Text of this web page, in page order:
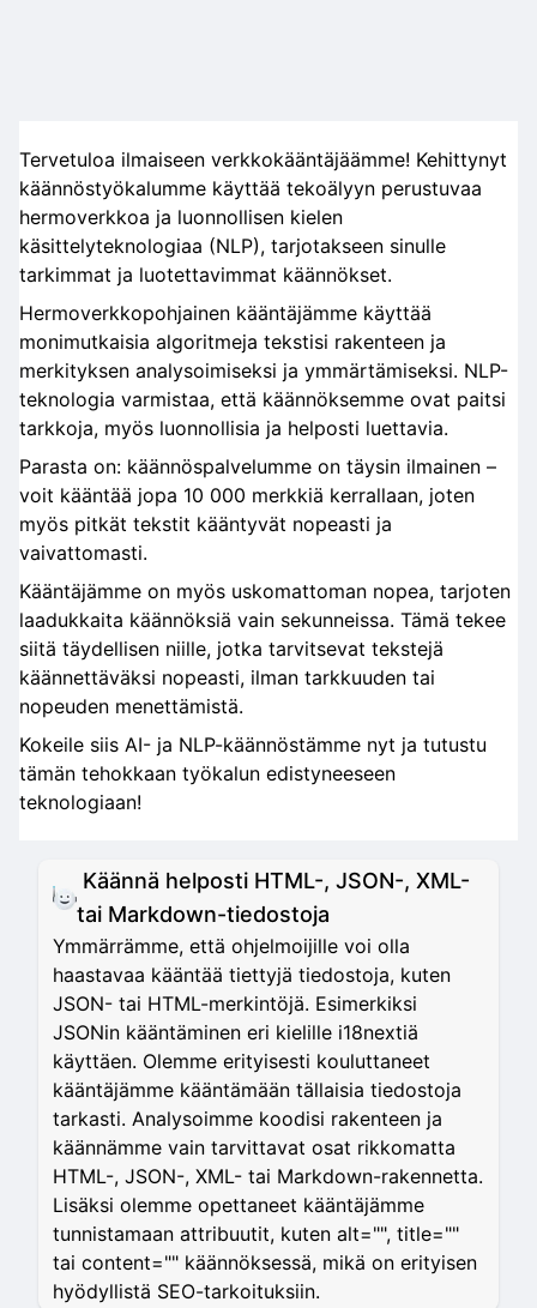
Tervetuloa ilmaiseen verkkokääntäjäämme! Kehittynyt
käännöstyökalumme käyttää tekoälyyn perustuvaa
hermoverkkoa ja luonnollisen kielen
käsittelyteknologiaa (NLP), tarjotakseen sinulle
tarkimmat ja luotettavimmat käännökset.
Hermoverkkopohjainen kääntäjämme käyttää
monimutkaisia algoritmeja tekstisi rakenteen ja
merkityksen analysoimiseksi ja ymmärtämiseksi. NLP-
teknologia varmistaa, että käännöksemme ovat paitsi
tarkkoja, myös luonnollisia ja helposti luettavia.
Parasta on: käännöspalvelumme on täysin ilmainen –
voit kääntää jopa 10 000 merkkiä kerrallaan, joten
myös pitkät tekstit kääntyvät nopeasti ja
vaivattomasti.
Kääntäjämme on myös uskomattoman nopea, tarjoten
laadukkaita käännöksiä vain sekunneissa. Tämä tekee
siitä täydellisen niille, jotka tarvitsevat tekstejä
käännettäväksi nopeasti, ilman tarkkuuden tai
nopeuden menettämistä.
Kokeile siis AI- ja NLP-käännöstämme nyt ja tutustu
tämän tehokkaan työkalun edistyneeseen
teknologiaan!
Käännä helposti HTML-, JSON-, XML-
tai Markdown-tiedostoja
Ymmärrämme, että ohjelmoijille voi olla
haastavaa kääntää tiettyjä tiedostoja, kuten
JSON- tai HTML-merkintöjä. Esimerkiksi
JSONin kääntäminen eri kielille i18nextiä
käyttäen. Olemme erityisesti kouluttaneet
kääntäjämme kääntämään tällaisia tiedostoja
tarkasti. Analysoimme koodisi rakenteen ja
käännämme vain tarvittavat osat rikkomatta
HTML-, JSON-, XML- tai Markdown-rakennetta.
Lisäksi olemme opettaneet kääntäjämme
tunnistamaan attribuutit, kuten alt="", title=""
tai content="" käännöksessä, mikä on erityisen
hyödyllistä SEO-tarkoituksiin.